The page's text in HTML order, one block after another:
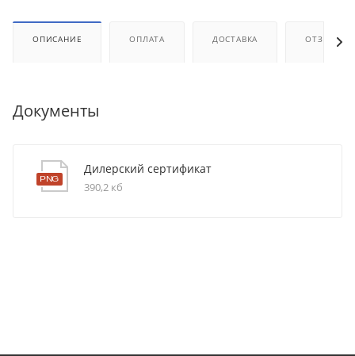
ОПИСАНИЕ ОПЛАТА ДОСТАВКА ОТЗЫВЫ
Документы
Дилерский сертификат
390,2 кб